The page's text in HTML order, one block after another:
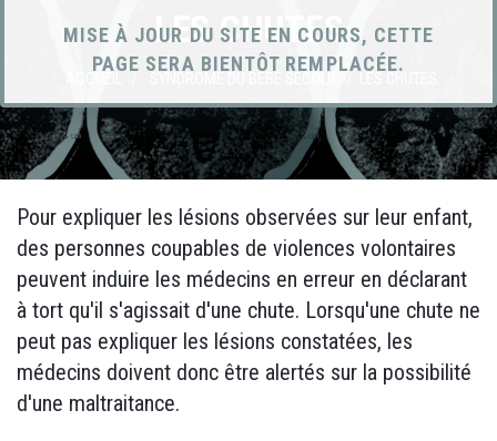
MISE À JOUR DU SITE EN COURS, CETTE
PAGE SERA BIENTÔT REMPLACÉE.
LES CHUTES
Pour expliquer les lésions observées sur leur enfant,
des personnes coupables de violences volontaires
peuvent induire les médecins en erreur en déclarant
à tort qu'il s'agissait d'une chute. Lorsqu'une chute ne
peut pas expliquer les lésions constatées, les
médecins doivent donc être alertés sur la possibilité
d'une maltraitance.